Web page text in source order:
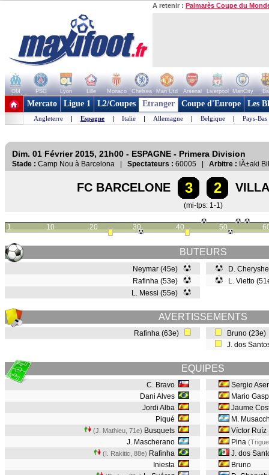
A retenir : Palmarès Coupe du
OM PSG Lyon Lille Monaco Chelsea Man Utd Arsenal Liverpool ManCity
+ de clubs
Mercato Ligue 1 L2/Coupes Etranger Coupe d'Europe Les
Angleterre | Espagne | Italie | Allemagne | Belgique | Pays-Bas
Dim. 01 Février 2015, 21h00 - ESPAGNE - Primera Division
Stade : Camp Nou à Barcelona | Spectateurs : 60005 | Arbitre : IÃ±aki
FC BARCELONE 3 2
(mi-tps: 1-1)
1 10 20 30 40 50
BUTEURS
Neymar (45e)
Rafinha (53e)
L. Messi (55e)
D.
L. Vietto
AVERTISSEMENTS
Rafinha (63e)
Bruno (23e)
J. dos
EQUIPES
C. Bravo
Dani Alves
Jordi Alba
Piqué
(J. Mathieu, 71e) Busquets
J. Mascherano
(I. Rakitic, 88e) Rafinha
Iniesta
Sergio
Mario
Jaume
M.
Víctor Ruíz
Pina
J. dos
Bruno